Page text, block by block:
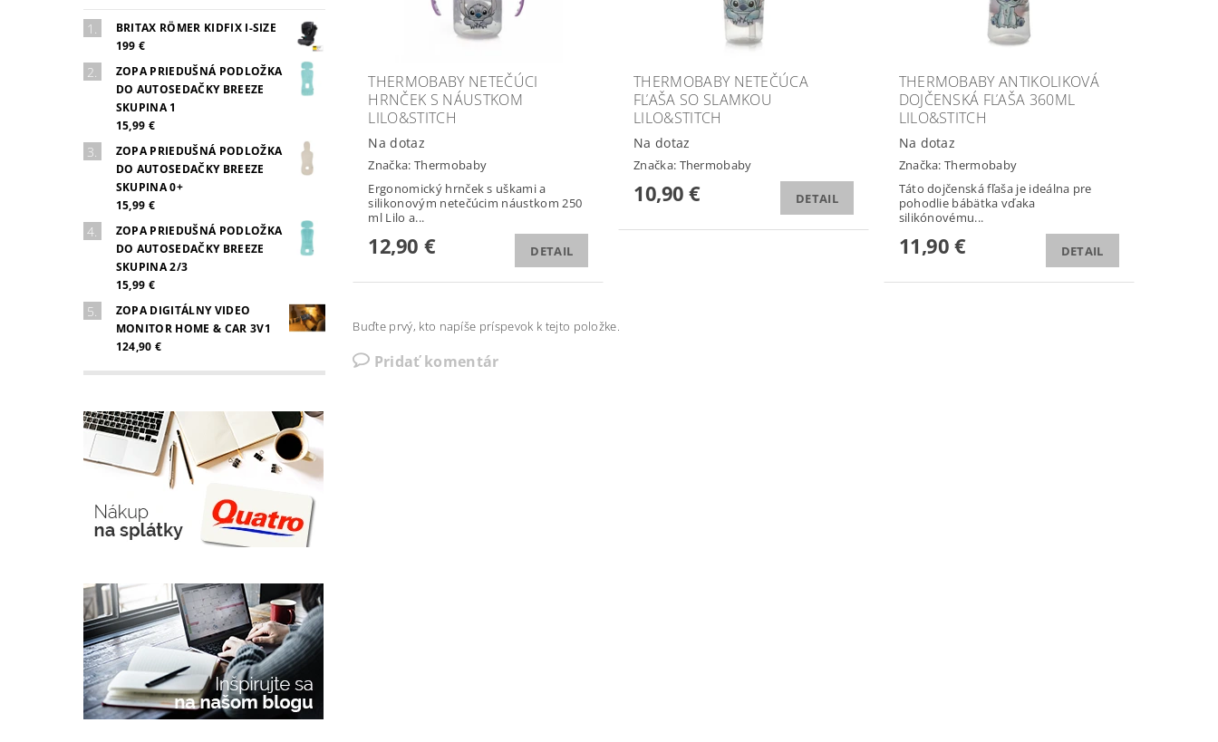
BRITAX RÖMER KIDFIX I-SIZE
199 €
ZOPA PRIEDUŠNÁ PODLOŽKA
DO AUTOSEDAČKY BREEZE
SKUPINA 1
15,99 €
ZOPA PRIEDUŠNÁ PODLOŽKA
DO AUTOSEDAČKY BREEZE
SKUPINA 0+
15,99 €
ZOPA PRIEDUŠNÁ PODLOŽKA
DO AUTOSEDAČKY BREEZE
SKUPINA 2/3
15,99 €
ZOPA DIGITÁLNY VIDEO
MONITOR HOME & CAR 3V1
124,90 €
THERMOBABY NETEČÚCI
HRNČEK S NÁUSTKOM
LILO&STITCH
Na dotaz
Značka: Thermobaby
Ergonomický hrnček s uškami a
silikonovým netečúcim náustkom 250
ml Lilo a...
12,90 € DETAIL
THERMOBABY NETEČÚCA
FĽAŠA SO SLAMKOU
LILO&STITCH
Na dotaz
Značka: Thermobaby
10,90 € DETAIL
THERMOBABY ANTIKOLIKOVÁ
DOJČENSKÁ FĽAŠA 360ML
LILO&STITCH
Na dotaz
Značka:Thermobaby
Táto dojčenská fľaša je ideálna pre
pohodlie bábätka vďaka
silikónovému...
11,90 € DETAIL
Buďte prvý, kto napíše príspevok k tejto položke.
Pridať komentár